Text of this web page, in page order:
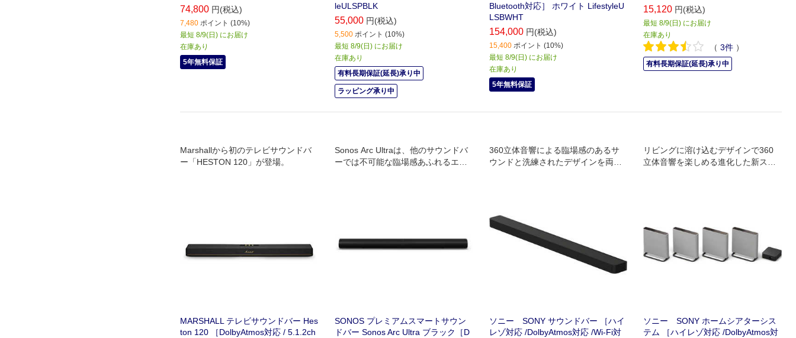
74,800 円(税込)
7,480 ポイント (10%)
最短 8/9(日) にお届け
在庫あり
5年無料保証
leULSPBLK
55,000 円(税込)
5,500 ポイント (10%)
最短 8/9(日) にお届け
在庫あり
有料長期保証(延長)承り中
ラッピング承り中
Bluetooth対応］ ホワイト LifestyleU
LSBWHT
154,000 円(税込)
15,400 ポイント (10%)
最短 8/9(日) にお届け
在庫あり
5年無料保証
15,120 円(税込)
最短 8/9(日) にお届け
在庫あり
（ 3件 ）
有料長期保証(延長)承り中
Marshallから初のテレビサウンドバ
ー「HESTON 120」が登場。
MARSHALL テレビサウンドバー Hes
ton 120 ［DolbyAtmos対応 / 5.1.2ch
Sonos Arc Ultraは、他のサウンドバ
ーでは不可能な臨場感あふれるエン
SONOS プレミアムスマートサウン
ドバー Sonos Arc Ultra ブラック［D
360立体音響による臨場感のあるサ
ウンドと洗練されたデザインを両立
ソニー SONY サウンドバー ［ハイ
レゾ対応 /DolbyAtmos対応 /Wi-Fi対
リビングに溶け込むデザインで360
立体音響を楽しめる進化した新スタ
ソニー SONY ホームシアターシス
テム ［ハイレゾ対応 /DolbyAtmos対